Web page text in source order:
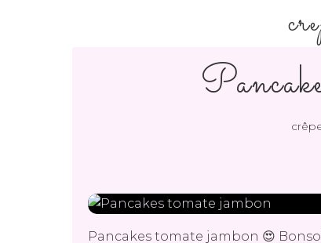
Pancakes tomate jambon 😍